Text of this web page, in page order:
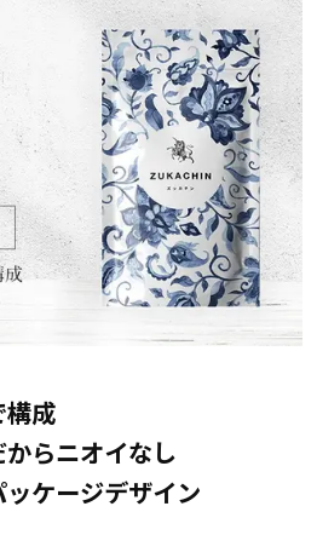
成
らニオイなし
ケージデザイン